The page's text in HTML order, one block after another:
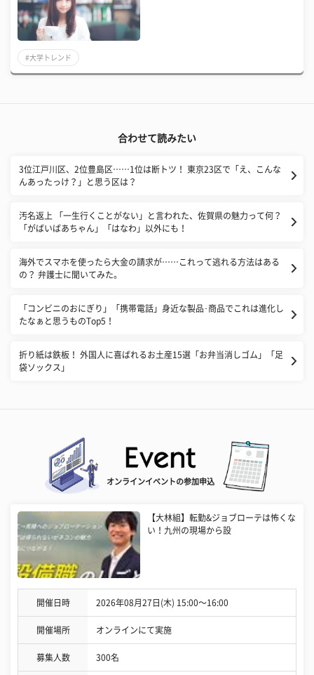
#大学トレンド
合わせて読みたい
3位江戸川区、2位豊島区……1位は断トツ！ 東京23区で「え、こんな
んあったっけ？」と思う区は？
汚名返上 「一生行くことがない」と言われた、佐賀県の魅力って何？
「がばいばあちゃん」「はなわ」以外にも！
海外でスマホを使ったら大金の請求が……これって逃れる方法はある
の？ 弁護士に聞いてみた。
「コンビニのおにぎり」「携帯電話」身近な製品･商品でこれは進化し
たなぁと思うものTop5！
折り紙は鉄板！ 外国人に喜ばれるお土産15選「お弁当消しゴム」「足
袋ソックス」
オンラインイベントの参加申込
【大林組】転勤&ジョブローテは怖くな
い！九州の現場から設
開催日時 2026年08月27日(木) 15:00〜16:00
開催場所 オンラインにて実施
募集人数 300名